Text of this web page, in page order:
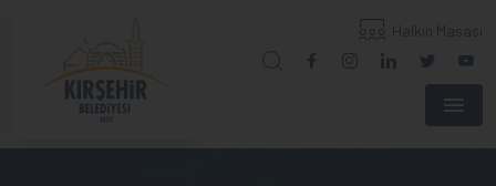
Halkın Masası
Menu